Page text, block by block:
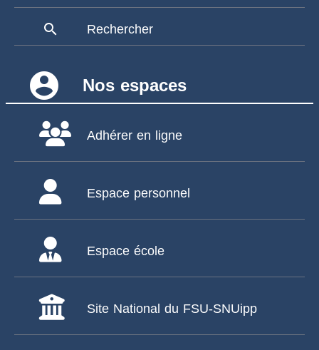
search Rechercher
account_circle Nos espaces
Adhérer en ligne
Espace personnel
Espace école
Site National du FSU-SNUipp